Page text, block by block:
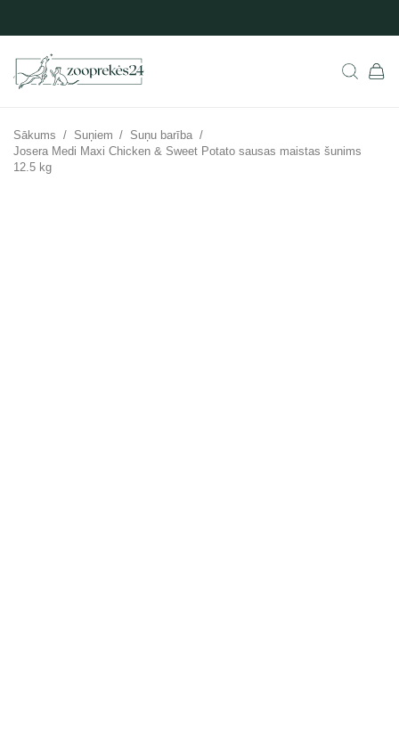
Sākums / Suņiem / Suņu barība /
Josera Medi Maxi Chicken & Sweet Potato sausas maistas šunims
12.5 kg